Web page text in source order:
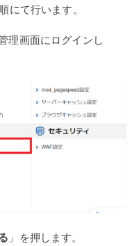
にて行います。
理画面にログインし
」を押します。